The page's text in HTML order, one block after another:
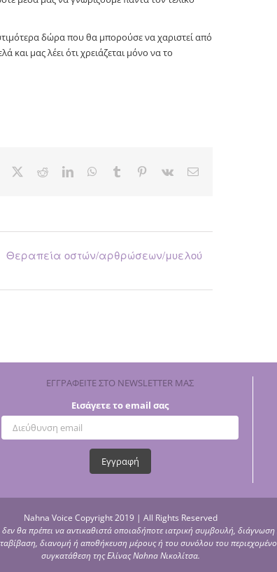
δώρα που θα μπορούσε να χαριστεί από
και μας λέει ότι χρειάζεται μόνο να το
Facebook RedditLinkedInWhatsApp
Tumblr Pinterest
Vk Email
Θεραπεία οστών/αρθρώσεων/μυελού
ΕΓΓΡΑΦΕΙΤΕ ΣΤΟ NEWSLETTER ΜΑΣ
Εισάγετε το email σας
Nahna Voice Copyright 2019 | All Rights Reserved
θα πρέπει να αντικαθιστά οποιαδήποτε ιατρική συμβουλή,
διανομή ή αποθήκευση μέρους ή του συνόλου του
συγκατάθεση της Ελίνας Nahna Νικολίτσα.